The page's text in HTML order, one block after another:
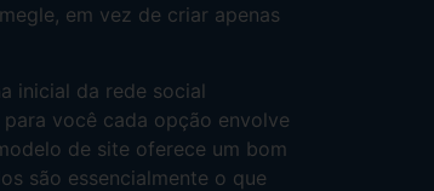
em vez de criar apenas
inicial da rede social
você cada opção envolve
de site oferece um bom
são essencialmente o que